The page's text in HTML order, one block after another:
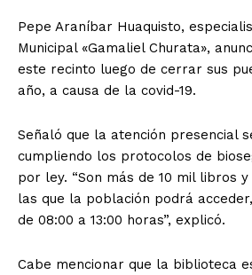
Pepe Araníbar Huaquisto,
Municipal «Gamaliel Churata»,
este recinto luego de cerrar sus
año, a causa de la covid-19.
Señaló que la atención presencial
cumpliendo los protocolos de
por ley. “Son más de 10 mil libros
las que la población podrá
de 08:00 a 13:00 horas”, explicó.
Cabe mencionar que la biblioteca